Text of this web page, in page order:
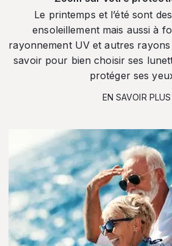
Le printemps et l’été sont
ensoleillement mais aussi à
rayonnement UV et autres
savoir pour bien choisir ses
protéger ses
EN SAVOIR PLUS